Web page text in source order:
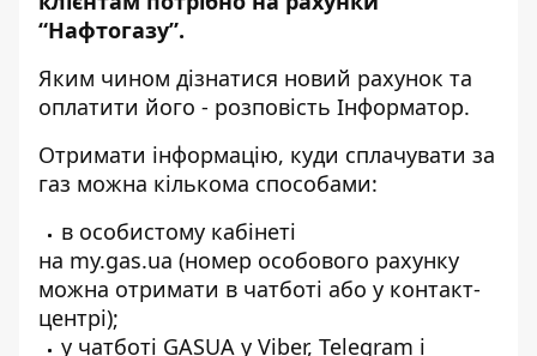
“Нафтогазу”.
Яким чином дізнатися новий рахунок та
оплатити його - розповість Інформатор.
Отримати інформацію, куди сплачувати за
газ можна кількома способами:
в особистому кабінеті
на my.gas.ua (номер особового рахунку
можна отримати в чатботі або у контакт-
центрі);
у чатботі GASUA у Viber, Telegram і